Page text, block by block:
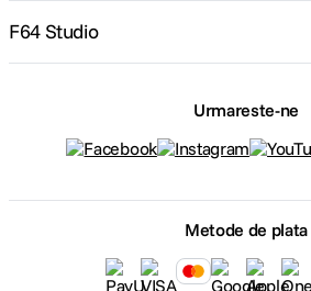
F64 Studio
Urmareste-ne
Metode de plata